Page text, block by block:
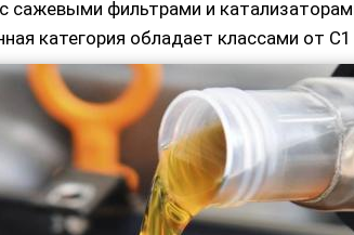
с сажевыми фильтрами и
категория обладает классами от